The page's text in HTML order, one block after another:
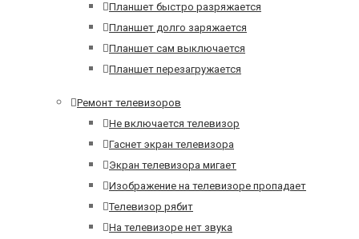
Планшет быстро разряжается
Планшет долго заряжается
Планшет сам выключается
Планшет перезагружается
Ремонт телевизоров
Не включается телевизор
Гаснет экран телевизора
Экран телевизора мигает
Изображение на телевизоре пропадает
Телевизор рябит
На телевизоре нет звука